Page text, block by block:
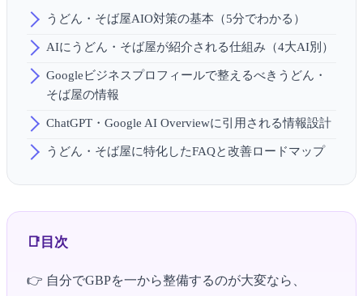
うどん・そば屋AIO対策の基本（5分でわかる）
AIにうどん・そば屋が紹介される仕組み（4大AI別）
Googleビジネスプロフィールで整えるべきうどん・
そば屋の情報
ChatGPT・Google AI Overviewに引用される情報設計
うどん・そば屋に特化したFAQと改善ロードマップ
目次
👉 自分でGBPを一から整備するのが大変なら、